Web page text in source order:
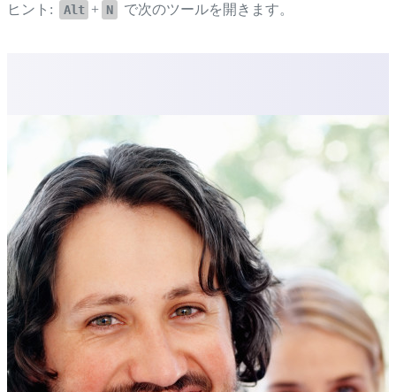
ヒント:
Alt + N で次のツールを開きます。